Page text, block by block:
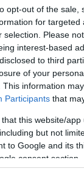
opt-out of the
for
selection. Please
interest-based
to third
of your
This information
Participants that
that this website/
but not
to Google and its
consent section.
"Ennek
képviselőjét.
útfelújítás
Lábod